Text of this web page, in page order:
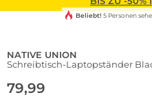
Beliebt! 5 Personen
NATIVE UNION
Schreibtisch-Laptopständer
79,99